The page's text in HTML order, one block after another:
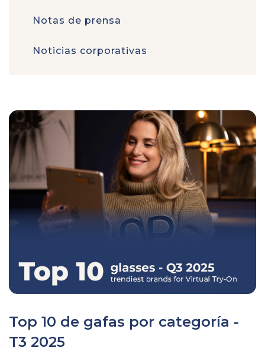
Notas de prensa
Noticias corporativas
Top 10 de gafas por categoría -
T3 2025